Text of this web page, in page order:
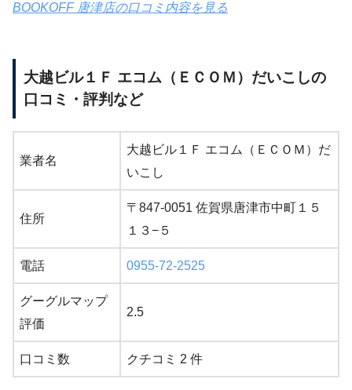
BOOKOFF 唐津店の口コミ内容を見る
大越ビル１Ｆ エコム（ＥＣＯＭ）だいこしの
口コミ・評判など
業者名
大越ビル１Ｆ エコム（ＥＣＯＭ）だ
いこし
住所
〒847-0051 佐賀県唐津市中町１５
１３−５
電話 0955-72-2525
グーグルマップ
評価
2.5
口コミ数 クチコミ 2 件